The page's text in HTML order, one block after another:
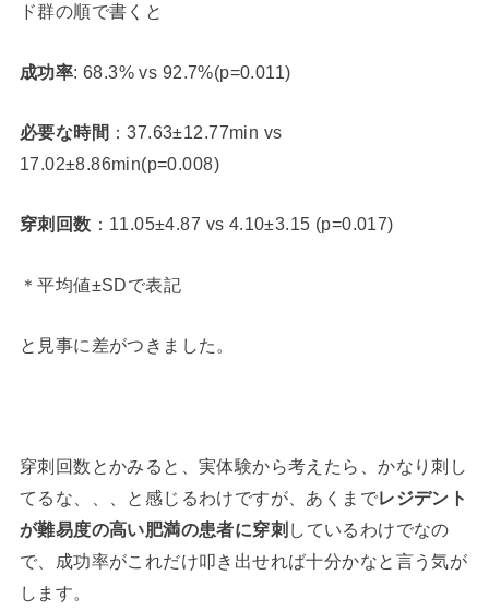
ド群の順で書くと
成功率: 68.3% vs 92.7%(p=0.011)
必要な時間 ：37.63±12.77min vs
17.02±8.86min(p=0.008)
穿刺回数 ：11.05±4.87 vs 4.10±3.15 (p=0.017)
＊平均値±SDで表記
と見事に差がつきました。
穿刺回数とかみると、実体験から考えたら、かなり刺し
てるな、、、と感じるわけですが、あくまでレジデント
が難易度の高い肥満の患者に穿刺 しているわけでなの
で、成功率がこれだけ叩き出せれば十分かなと言う気が
します。